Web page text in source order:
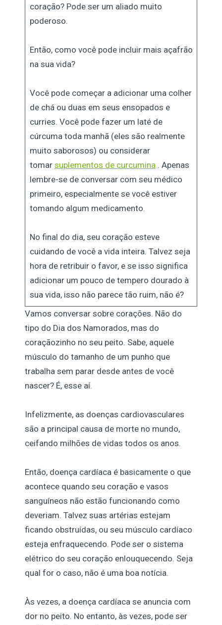
coração? Pode ser um aliado muito
poderoso.
Então, como você pode incluir mais açafrão
na sua vida?
Você pode começar a adicionar uma colher
de chá ou duas em seus ensopados e
curries. Você pode fazer um laté de
cúrcuma toda manhã (eles são realmente
muito saborosos) ou considerar
tomar suplementos de curcumina. Apenas
lembre-se de conversar com seu médico
primeiro, especialmente se você estiver
tomando algum medicamento.
No final do dia, seu coração esteve
cuidando de você a vida inteira. Talvez seja
hora de retribuir o favor, e se isso significa
adicionar um pouco de tempero dourado à
sua vida, isso não parece tão ruim, não é?
Vamos conversar sobre corações. Não do
tipo do Dia dos Namorados, mas do
coraçãozinho no seu peito. Sabe, aquele
músculo do tamanho de um punho que
trabalha sem parar desde antes de você
nascer? É, esse aí.
Infelizmente, as doenças cardiovasculares
são a principal causa de morte no mundo,
ceifando milhões de vidas todos os anos.
Então, doença cardíaca é basicamente o que
acontece quando seu coração e vasos
sanguíneos não estão funcionando como
deveriam. Talvez suas artérias estejam
ficando obstruídas, ou seu músculo cardíaco
esteja enfraquecendo. Pode ser o sistema
elétrico do seu coração enlouquecendo. Seja
qual for o caso, não é uma boa notícia.
Às vezes, a doença cardíaca se anuncia com
dor no peito. No entanto, às vezes, pode ser